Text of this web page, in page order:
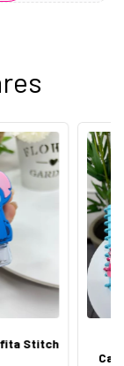
Stitch